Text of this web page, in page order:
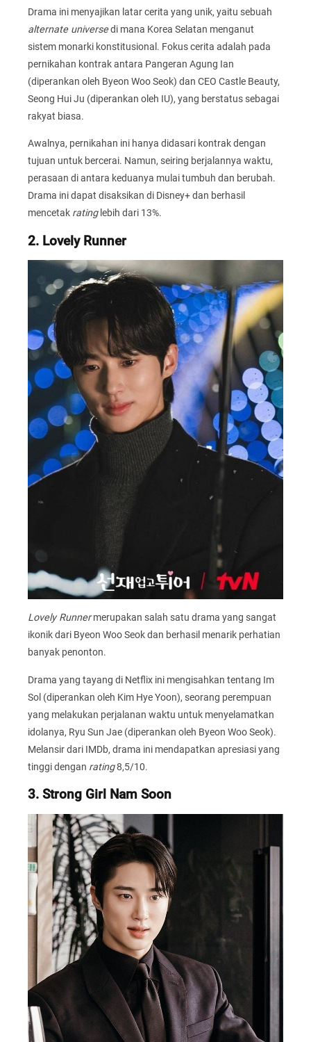
Drama ini menyajikan latar cerita yang unik, yaitu sebuah
alternate universedi mana Korea Selatan menganut
sistem monarki konstitusional. Fokus cerita adalah pada
pernikahan kontrak antara Pangeran Agung Ian
(diperankan oleh Byeon Woo Seok) dan CEO Castle Beauty,
Seong Hui Ju (diperankan oleh IU), yang berstatus sebagai
rakyat biasa.
Awalnya, pernikahan ini hanya didasari kontrak dengan
tujuan untuk bercerai. Namun, seiring berjalannya waktu,
perasaan di antara keduanya mulai tumbuh dan berubah.
Drama ini dapat disaksikan di Disney+ dan berhasil
mencetak ratinglebih dari 13%.
2. Lovely Runner
Lovely Runnermerupakan salah satu drama yang sangat
ikonik dari Byeon Woo Seok dan berhasil menarik perhatian
banyak penonton.
Drama yang tayang di Netflix ini mengisahkan tentang Im
Sol (diperankan oleh Kim Hye Yoon), seorang perempuan
yang melakukan perjalanan waktu untuk menyelamatkan
idolanya, Ryu Sun Jae (diperankan oleh Byeon Woo Seok).
Melansir dari IMDb, drama ini mendapatkan apresiasi yang
tinggi dengan rating8,5/10.
3. Strong Girl Nam Soon